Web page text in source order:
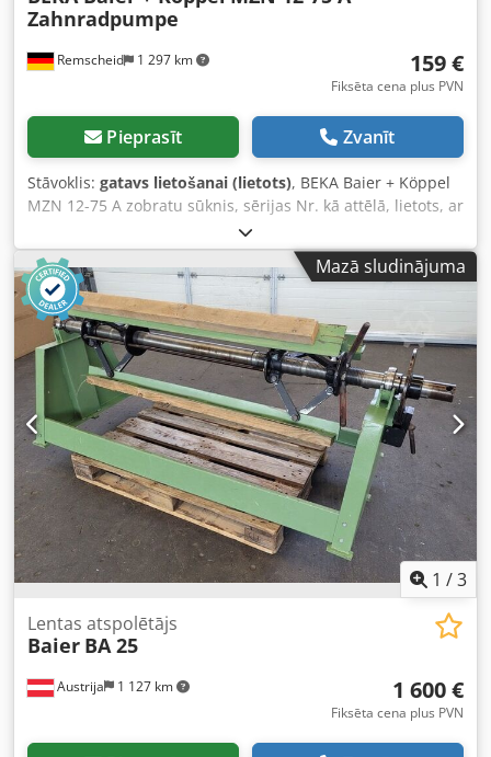
Remscheid 1 297 km
Zahnradpumpe
159 €
Fiksēta cena plus PVN
Pieprasīt Zvanīt
Stāvoklis: gatavs lietošanai (lietots), BEKA Baier + Köppel
MZN 12-75 A zobratu sūknis, sērijas Nr. kā attēlā, lietots, ar
minimālām lietošanas pazīmēm, pilnībā darba kārtībā,
piegādes komplekts atbilstoši attēliem. Cjdpsi D E H Uefx
Aicoha
Mazā sludinājuma
1 /3
Austrija 1 127 km
Lentas atspolētājs
Baier BA 25
1 600 €
Fiksēta cena plus PVN